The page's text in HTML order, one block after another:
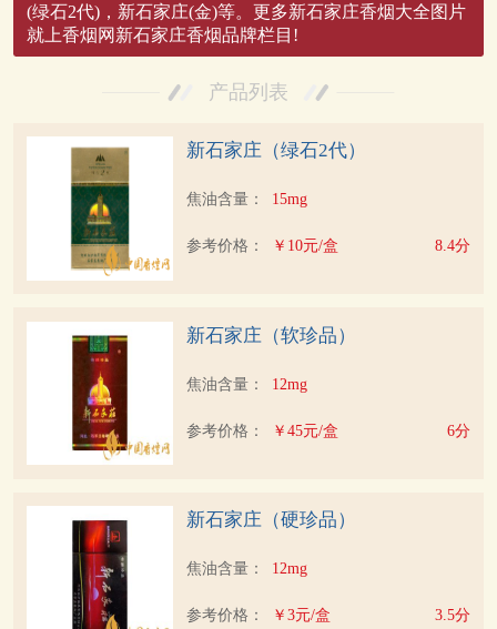
(绿石2代)，新石家庄(金)等。更多新石家庄香烟大全图片
就上香烟网新石家庄香烟品牌栏目!
产品列表
新石家庄（绿石2代）
焦油含量： 15mg
参考价格： ￥10元/盒 8.4分
新石家庄（软珍品）
焦油含量： 12mg
参考价格： ￥45元/盒 6分
新石家庄（硬珍品）
焦油含量： 12mg
参考价格： ￥3元/盒 3.5分